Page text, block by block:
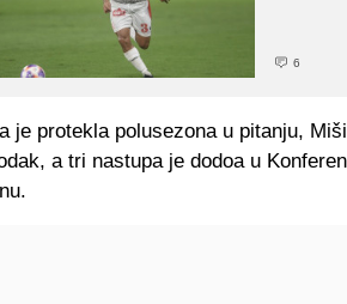
6
je protekla polusezona u pitanju,
a tri nastupa je dodoa u